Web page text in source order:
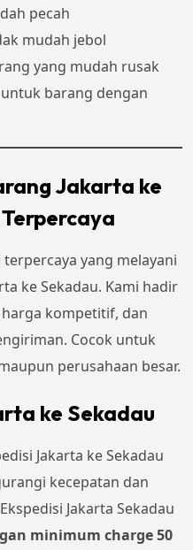
pecah
mudah jebol
yang mudah rusak
barang dengan
Jakarta ke
yang melayani
ke Sekadau. Kami hadir
kompetitif, dan
Cocok untuk
perusahaan besar.
ke Sekadau
Jakarta ke Sekadau
kecepatan dan
Jakarta Sekadau
minimum charge 50